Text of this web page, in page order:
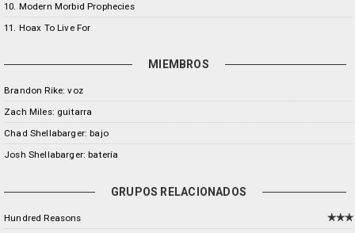
10. Modern Morbid Prophecies
11. Hoax To Live For
MIEMBROS
Brandon Rike: voz
Zach Miles: guitarra
Chad Shellabarger: bajo
Josh Shellabarger: batería
GRUPOS RELACIONADOS
Hundred Reasons